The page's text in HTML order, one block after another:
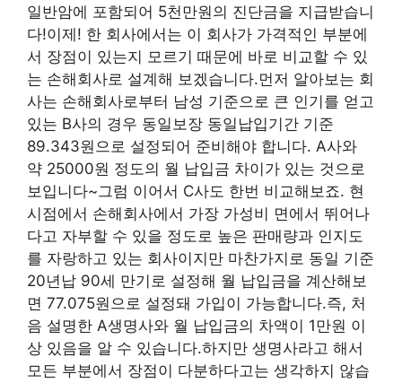
일반암에 포함되어 5천만원의 진단금을 지급받습니
다!이제! 한 회사에서는 이 회사가 가격적인 부분에
서 장점이 있는지 모르기 때문에 바로 비교할 수 있
는 손해회사로 설계해 보겠습니다.먼저 알아보는 회
사는 손해회사로부터 남성 기준으로 큰 인기를 얻고
있는 B사의 경우 동일보장 동일납입기간 기준
89.343원으로 설정되어 준비해야 합니다. A사와
약 25000원 정도의 월 납입금 차이가 있는 것으로
보입니다~그럼 이어서 C사도 한번 비교해보죠. 현
시점에서 손해회사에서 가장 가성비 면에서 뛰어나
다고 자부할 수 있을 정도로 높은 판매량과 인지도
를 자랑하고 있는 회사이지만 마찬가지로 동일 기준
20년납 90세 만기로 설정해 월 납입금을 계산해보
면 77.075원으로 설정돼 가입이 가능합니다.즉, 처
음 설명한 A생명사와 월 납입금의 차액이 1만원 이
상 있음을 알 수 있습니다.하지만 생명사라고 해서
모든 부분에서 장점이 다분하다고는 생각하지 않습